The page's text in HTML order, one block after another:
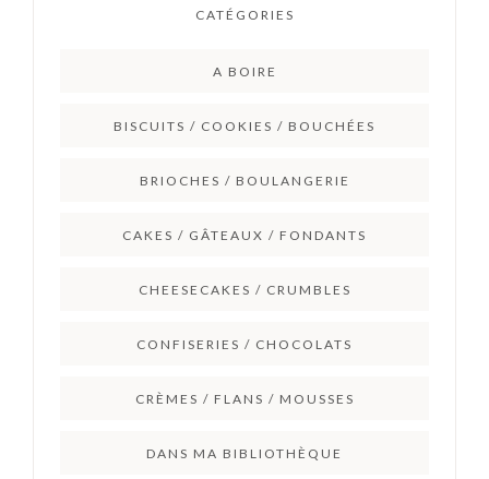
CATÉGORIES
A BOIRE
BISCUITS / COOKIES / BOUCHÉES
BRIOCHES / BOULANGERIE
CAKES / GÂTEAUX / FONDANTS
CHEESECAKES / CRUMBLES
CONFISERIES / CHOCOLATS
CRÈMES / FLANS / MOUSSES
DANS MA BIBLIOTHÈQUE